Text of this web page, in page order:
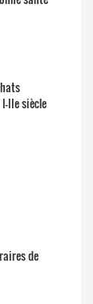
IIe siècle
de